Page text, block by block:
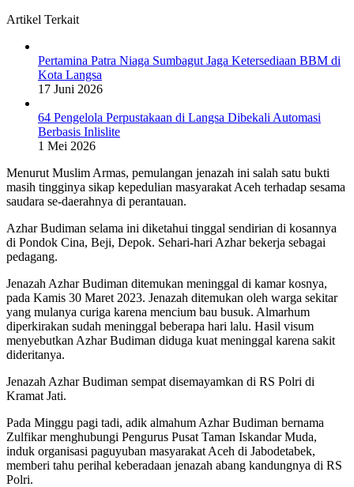
Artikel Terkait
Pertamina Patra Niaga Sumbagut Jaga Ketersediaan BBM di
Kota Langsa
17 Juni 2026
64 Pengelola Perpustakaan di Langsa Dibekali Automasi
Berbasis Inlislite
1 Mei 2026
Menurut Muslim Armas, pemulangan jenazah ini salah satu bukti
masih tingginya sikap kepedulian masyarakat Aceh terhadap sesama
saudara se-daerahnya di perantauan.
Azhar Budiman selama ini diketahui tinggal sendirian di kosannya
di Pondok Cina, Beji, Depok. Sehari-hari Azhar bekerja sebagai
pedagang.
Jenazah Azhar Budiman ditemukan meninggal di kamar kosnya,
pada Kamis 30 Maret 2023. Jenazah ditemukan oleh warga sekitar
yang mulanya curiga karena mencium bau busuk. Almarhum
diperkirakan sudah meninggal beberapa hari lalu. Hasil visum
menyebutkan Azhar Budiman diduga kuat meninggal karena sakit
dideritanya.
Jenazah Azhar Budiman sempat disemayamkan di RS Polri di
Kramat Jati.
Pada Minggu pagi tadi, adik almahum Azhar Budiman bernama
Zulfikar menghubungi Pengurus Pusat Taman Iskandar Muda,
induk organisasi paguyuban masyarakat Aceh di Jabodetabek,
memberi tahu perihal keberadaan jenazah abang kandungnya di RS
Polri.